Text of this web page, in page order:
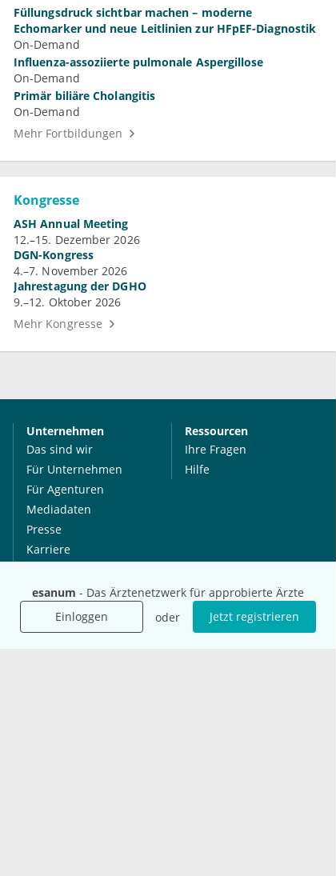
esanum - Das Ärztenetzwerk für approbierte Ärzte
Einloggen
oder Jetzt registrieren
Füllungsdruck sichtbar machen – moderne
Echomarker und neue Leitlinien zur HFpEF-Diagnostik
On-Demand
Influenza-assoziierte pulmonale Aspergillose
On-Demand
Primär biliäre Cholangitis
On-Demand
Mehr Fortbildungen
Kongresse
ASH Annual Meeting
12.–15. Dezember 2026
DGN-Kongress
4.–7. November 2026
Jahrestagung der DGHO
9.–12. Oktober 2026
Mehr Kongresse
Unternehmen
Das sind wir
Für Unternehmen
Für Agenturen
Mediadaten
Presse
Karriere
Ressourcen
Ihre Fragen
Hilfe
International
esanum.it
Social Media
Youtube